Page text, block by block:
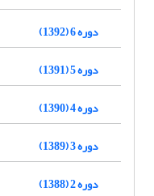
دوره 6 (1392)
دوره 5 (1391)
دوره 4 (1390)
دوره 3 (1389)
دوره 2 (1388)